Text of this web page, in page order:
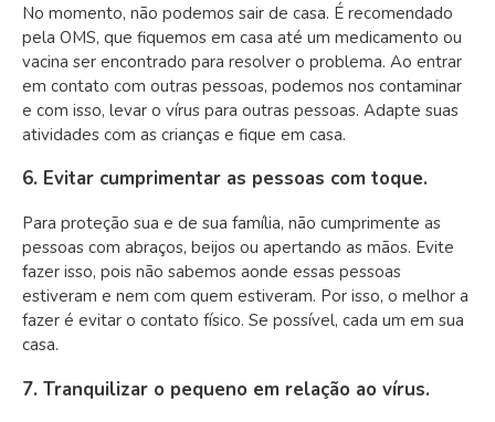
No momento, não podemos sair de casa. É recomendado
pela OMS, que fiquemos em casa até um medicamento ou
vacina ser encontrado para resolver o problema. Ao entrar
em contato com outras pessoas, podemos nos contaminar
e com isso, levar o vírus para outras pessoas. Adapte suas
atividades com as crianças e fique em casa.
6. Evitar cumprimentar as pessoas com toque.
Para proteção sua e de sua família, não cumprimente as
pessoas com abraços, beijos ou apertando as mãos. Evite
fazer isso, pois não sabemos aonde essas pessoas
estiveram e nem com quem estiveram. Por isso, o melhor a
fazer é evitar o contato físico. Se possível, cada um em sua
casa.
7. Tranquilizar o pequeno em relação ao vírus.